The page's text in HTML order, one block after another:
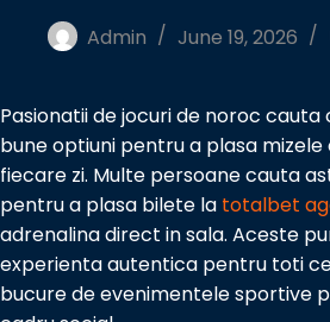
Admin June 19, 2026
Pasionatii de jocuri de noroc
bune optiuni pentru a plasa
fiecare zi. Multe persoane cauta
pentru a plasa bilete la totalbet
adrenalina direct in sala. Aceste
experienta autentica pentru toti
bucure de evenimentele sportive